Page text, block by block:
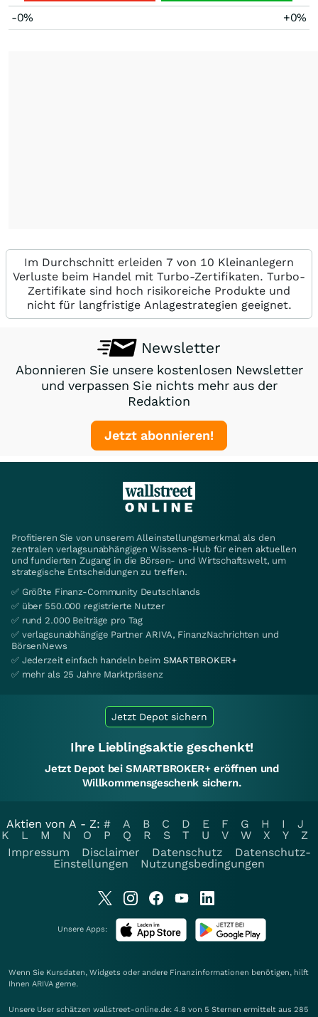
-0% +0%
Im Durchschnitt erleiden 7 von 10 Kleinanlegern
Verluste beim Handel mit Turbo-Zertifikaten. Turbo-
Zertifikate sind hoch risikoreiche Produkte und
nicht für langfristige Anlagestrategien geeignet.
Newsletter
Abonnieren Sie unsere kostenlosen Newsletter
und verpassen Sie nichts mehr aus der
Redaktion
Jetzt abonnieren!
Profitieren Sie von unserem Alleinstellungsmerkmal als den
zentralen verlagsunabhängigen Wissens-Hub für einen aktuellen
und fundierten Zugang in die Börsen- und Wirtschaftswelt, um
strategische Entscheidungen zu treffen.
✅ Größte Finanz-Community Deutschlands
✅ über 550.000 registrierte Nutzer
✅ rund 2.000 Beiträge pro Tag
✅ verlagsunabhängige Partner ARIVA, FinanzNachrichten und
BörsenNews
✅ Jederzeit einfach handeln beim SMARTBROKER+
✅ mehr als 25 Jahre Marktpräsenz
Jetzt Depot sichern
Ihre Lieblingsaktie geschenkt!
Jetzt Depot bei SMARTBROKER+ eröffnen und
Willkommensgeschenk sichern.
Aktien von A - Z: # A B C D E F G H I
J
K
L M N O P Q R S T U V W X Y
Z
Impressum
Disclaimer Datenschutz
Datenschutz-
Einstellungen
Nutzungsbedingungen
Unsere Apps:
Wenn Sie Kursdaten, Widgets oder andere Finanzinformationen benötigen, hilft
Ihnen ARIVA gerne.
Unsere User schätzen wallstreet-online.de: 4.8 von 5 Sternen ermittelt aus 285